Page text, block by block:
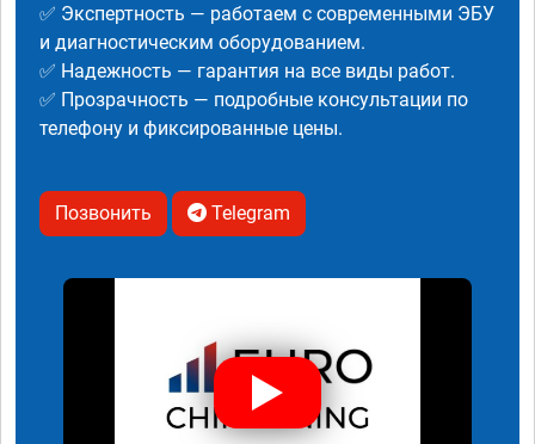
✅ Экспертность — работаем с современными ЭБУ
и диагностическим оборудованием.
✅ Надежность — гарантия на все виды работ.
✅ Прозрачность — подробные консультации по
телефону и фиксированные цены.
Позвонить Telegram